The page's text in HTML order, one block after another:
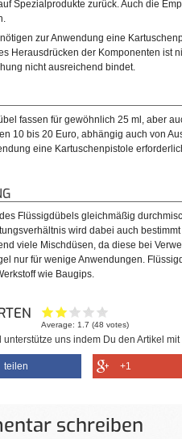
Spezialprodukte zurück. Auch die
zur Anwendung eine
Herausdrücken der Komponenten ist
nicht ausreichend bindet.
fassen für gewöhnlich 25 ml, aber
10 bis 20 Euro, abhängig auch von
eine Kartuschenpistole
Flüssigdübels gleichmäßig
wird dabei auch
viele Mischdüsen, da diese bei
nur für wenige Anwendungen.
wie Baugips.
Average:1.7 (48 votes)
unterstütze uns indem Du den Artikel
teilen +1
schreiben